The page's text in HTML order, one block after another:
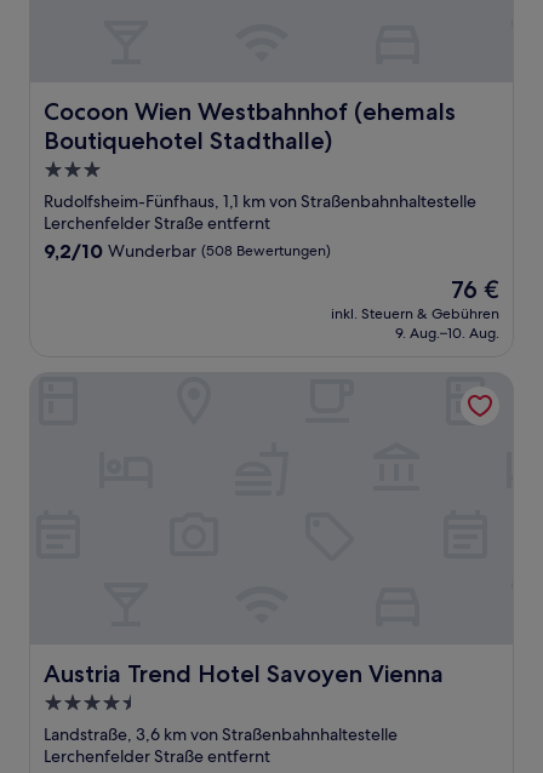
Cocoon Wien Westbahnhof (ehemals
Boutiquehotel Stadthalle)
Cocoon Wien Westbahnhof (ehemals Boutiquehotel
3.0-
Sterne-
Unterkunft
Rudolfsheim-Fünfhaus, 1,1 km von Straßenbahnhaltestelle
Lerchenfelder Straße entfernt
9.2
9,2/10 Wunderbar (508 Bewertungen)
Der
Preis
beträgt
76 €
inkl. Steuern & Gebühren
9. Aug.–10. Aug.
Austria Trend Hotel Savoyen Vienna
Austria Trend Hotel Savoyen Vienna
4.5-
Sterne-
Unterkunft
Landstraße, 3,6 km von Straßenbahnhaltestelle
Lerchenfelder Straße entfernt